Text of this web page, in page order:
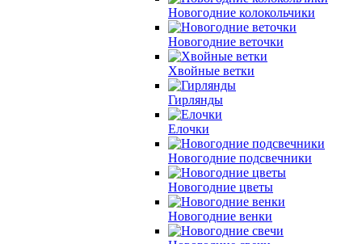
Новогодние колокольчики
Новогодние веточки
Хвойные ветки
Гирлянды
Елочки
Новогодние подсвечники
Новогодние цветы
Новогодние венки